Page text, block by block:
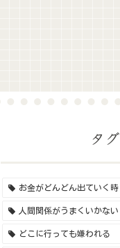
タグ
お金がどんどん出ていく時
人間関係がうまくいかない
どこに行っても嫌われる